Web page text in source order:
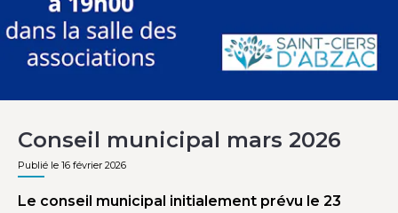
Conseil municipal mars 2026
Publié le 16 février 2026
Le conseil municipal initialement prévu le 23